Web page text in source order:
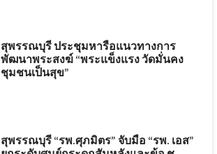
สุพรรณบุรี ประชุมหารือแนวทางการ
พัฒนาพระสงฆ์ “พระแข็งแรง วัดมั่นคง
ชุมชนเป็นสุข”
สุพรรณบุรี “รพ.ศุภมิตร” จับมือ “รพ. เอส”